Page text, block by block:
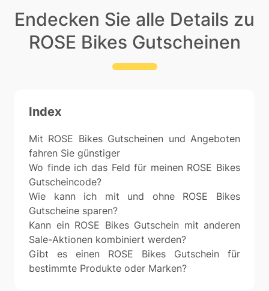
Endecken Sie alle Details zu
ROSE Bikes Gutscheinen
Index
Mit ROSE Bikes Gutscheinen und Angeboten
fahren Sie günstiger
Wo finde ich das Feld für meinen ROSE Bikes
Gutscheincode?
Wie kann ich mit und ohne ROSE Bikes
Gutscheine sparen?
Kann ein ROSE Bikes Gutschein mit anderen
Sale-Aktionen kombiniert werden?
Gibt es einen ROSE Bikes Gutschein für
bestimmte Produkte oder Marken?